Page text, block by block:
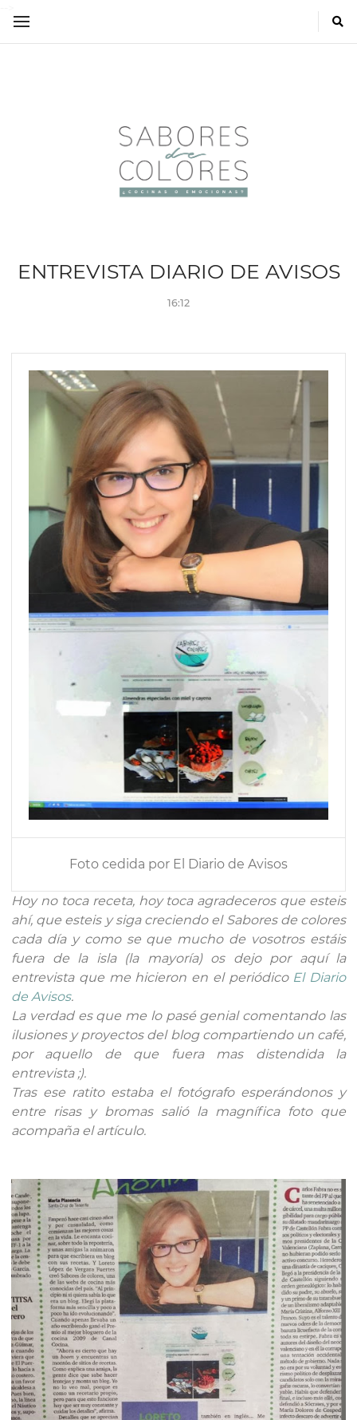
ENTREVISTA DIARIO DE AVISOS
16:12
Foto cedida por El Diario de Avisos
Hoy no toca receta, hoy toca agradeceros que esteis
ahí, que esteis y siga creciendo el Sabores de colores
cada día y como se que mucho de vosotros estáis
fuera de la isla (la mayoría) os dejo por aquí la
entrevista que me hicieron en el periódico El Diario
de Avisos.
La verdad es que me lo pasé genial comentando las
ilusiones y proyectos del blog compartiendo un café,
por aquello de que fuera mas distendida la
entrevista ;).
Tras ese ratito estaba el fotógrafo esperándonos y
entre risas y bromas salió la magnífica foto que
acompaña el artículo.